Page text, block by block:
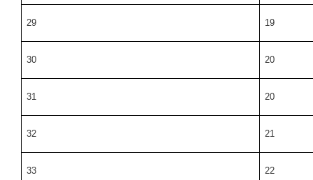
29 19
30 20
31 20
32 21
33 22